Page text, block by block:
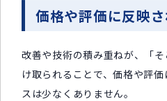
価格や評価に反映
改善や技術の積み重ねが、「
け取られることで、価格や評
スは少なくありません。